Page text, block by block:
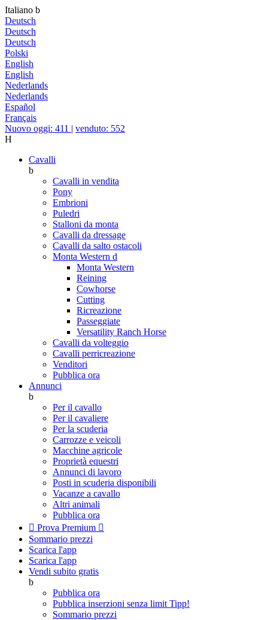
Italiano b
Deutsch
Deutsch
Deutsch
Polski
English
English
Nederlands
Nederlands
Español
Français
Nuovo oggi: 411 | venduto: 552
H
Cavalli
b
Cavalli in vendita
Pony
Embrioni
Puledri
Stalloni da monta
Cavalli da dressage
Cavalli da salto ostacoli
Monta Western d
Monta Western
Reining
Cowhorse
Cutting
Ricreazione
Passeggiate
Versatility Ranch Horse
Cavalli da volteggio
Cavalli perricreazione
Venditori
Pubblica ora
Annunci
b
Per il cavallo
Per il cavaliere
Per la scuderia
Carrozze e veicoli
Macchine agricole
Proprietà equestri
Annunci di lavoro
Posti in scuderia disponibili
Vacanze a cavallo
Altri animali
Pubblica ora
 Prova Premium 
Sommario prezzi
Scarica l'app
Scarica l'app
Vendi subito gratis
b
Pubblica ora
Pubblica inserzioni senza limit Tipp!
Sommario prezzi